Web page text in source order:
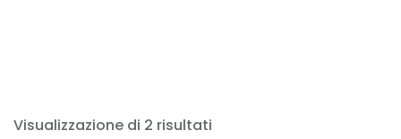
Visualizzazione di 2 risultati